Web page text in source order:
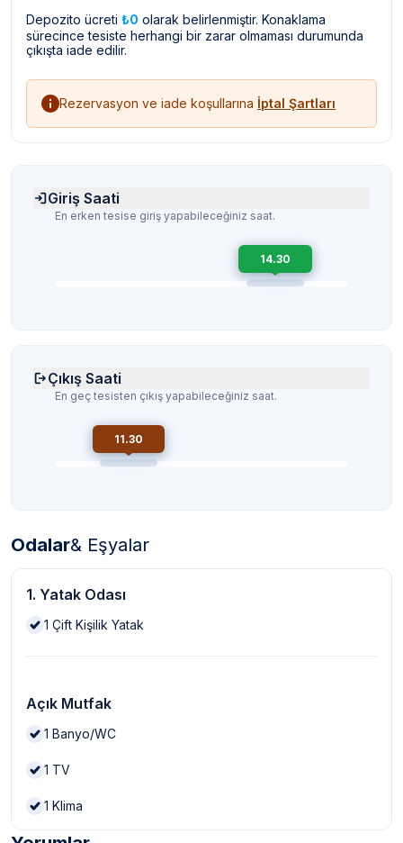
Depozito ücreti ₺0 olarak belirlenmiştir. Konaklama
sürecince tesiste herhangi bir zarar olmaması durumunda
çıkışta iade edilir.
Rezervasyon ve iade koşullarına İptal Şartları
Giriş Saati
En erken tesise giriş yapabileceğiniz saat.
14.30
Çıkış Saati
En geç tesisten çıkış yapabileceğiniz saat.
11.30
Odalar& Eşyalar
1. Yatak Odası
1 Çift Kişilik Yatak
Açık Mutfak
1 Banyo/WC
1 TV
1 Klima